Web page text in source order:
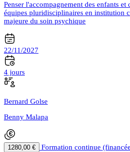
Penser l'accompagnement des enfants et
équipes pluridisciplinaires en institution
majeure du soin psychique
22/11/2027
4 jours
Bernard Golse
Benny Malapa
1280,00 €
Formation continue